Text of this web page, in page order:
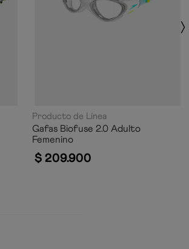
Producto de Línea
Gafas Biofuse 2.0 Adulto
Femenino
$ 209.900